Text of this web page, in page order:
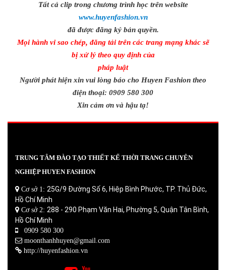
Tất cả clip trong chương trình học trên website
www.huyenfashion.vn
đã được đăng ký bản quyền.
Mọi hành vi sao chép, đăng tải trên các trang mạng khác sẽ
bị xử lý theo quy định của
pháp luật
Người phát hiện xin vui lòng báo cho Huyen Fashion theo
điện thoại: 0909 580 300
Xin cảm ơn và hậu tạ!
TRUNG TÂM ĐÀO TẠO THIẾT KẾ THỜI TRANG CHUYÊN
NGHIỆP HUYEN FASHION
Cơ sở 1: 25G/9 Đường Số 6, Hiệp Bình Phước, TP. Thủ Đức,
Hồ Chí Minh
Cơ sở 2: 288 - 290 Phạm Văn Hai, Phường 5, Quận Tân Bình,
Hồ Chí Minh
0909 580 300
moonthanhhuyen@gmail.com
http://huyenfashion.vn